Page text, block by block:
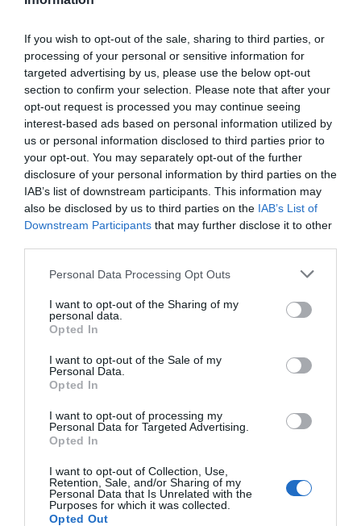
If you wish to opt-out of the sale, sharing to third parties, or
processing of your personal or sensitive information for
targeted advertising by us, please use the below opt-out
section to confirm your selection. Please note that after your
opt-out request is processed you may continue seeing
interest-based ads based on personal information utilized by
us or personal information disclosed to third parties prior to
your opt-out. You may separately opt-out of the further
disclosure of your personal information by third parties on the
IAB’s list of downstream participants. This information may
also be disclosed by us to third parties on the IAB’s List of
Downstream Participants that may further disclose it to other
Personal Data Processing Opt Outs
I want to opt-out of the Sharing of my
personal data.
Opted In
I want to opt-out of the Sale of my
Personal Data.
Opted In
I want to opt-out of processing my
Personal Data for Targeted Advertising.
Opted In
I want to opt-out of Collection, Use,
Retention, Sale, and/or Sharing of my
Personal Data that Is Unrelated with the
Purposes for which it was collected.
Opted Out